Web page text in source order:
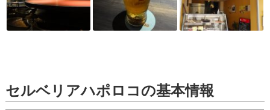
セルベリアハポロコの基本情報